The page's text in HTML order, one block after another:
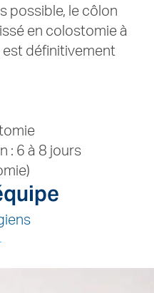
possible, le côlon
en colostomie à
est définitivement
: 6 à 8 jours
pelvien (descentes